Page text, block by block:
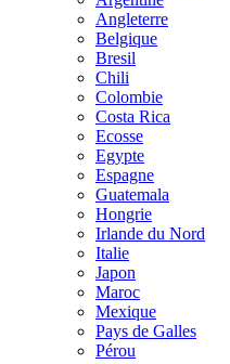
Angleterre
Belgique
Bresil
Chili
Colombie
Costa Rica
Ecosse
Egypte
Espagne
Guatemala
Hongrie
Irlande du Nord
Italie
Japon
Maroc
Mexique
Pays de Galles
Pérou